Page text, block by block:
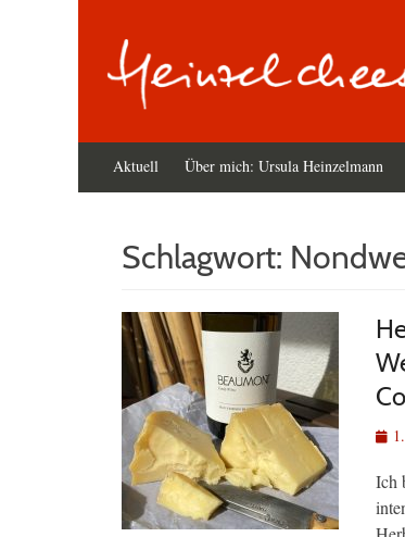
Primäres
Menü
Aktuell Über mich: Ursula Heinzelmann
Schlagwort:
Ich